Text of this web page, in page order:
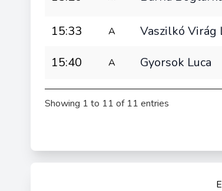
15:33 A Vaszilkó Virág
15:40 A Gyorsok Luca
Showing 1 to 11 of 11 entries